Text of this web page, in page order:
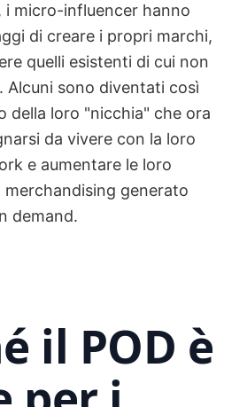
i micro-influencer hanno
di creare i propri marchi,
quelli esistenti di cui non
Alcuni sono diventati così
della loro "nicchia" che ora
da vivere con la loro
e aumentare le loro
generato
demand.
il POD è